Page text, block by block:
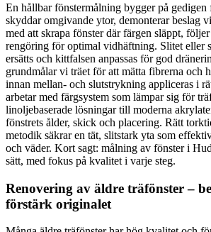
En hållbar fönstermålning bygger på
skyddar omgivande ytor, demonterar beslag
med att skrapa fönster där färgen släppt,
rengöring för optimal vidhäftning. Slitet eller
ersätts och kittfalsen anpassas för god
grundmålar vi träet för att mätta fibrerna och
innan mellan- och slutstrykning appliceras i
arbetar med färgsystem som lämpar sig för
linoljebaserade lösningar till moderna
fönstrets ålder, skick och placering. Rätt
metodik säkrar en tät, slitstark yta som
och väder. Kort sagt: målning av fönster i
sätt, med fokus på kvalitet i varje steg.
Renovering av äldre träfönster –
förstärk originalet